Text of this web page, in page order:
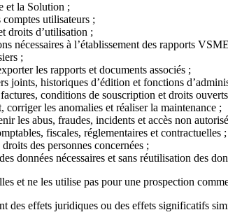
et la Solution ;
utilisateurs ;
droits d’utilisation ;
nécessaires à l’établissement des rapports
;
les rapports et documents associés ;
joints, historiques d’édition et fonctions
conditions de souscription et droits
corriger les anomalies et réaliser la maintenance ;
les abus, fraudes, incidents et accès non
fiscales, réglementaires et contractuelles ;
des personnes concernées ;
données nécessaires et sans réutilisation des
et ne les utilise pas pour une prospection
des effets juridiques ou des effets significatifs